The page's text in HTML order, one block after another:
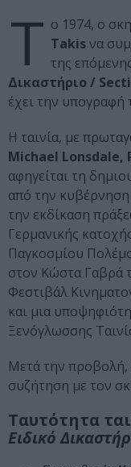
Τ ο 1974, ο
Takisνα
της
Δικαστήριο /
έχει την υπογραφή
Η ταινία, με
Michael Lonsdale,
αφηγείται τη
από την
την εκδίκαση
Γερμανικής
Παγκοσμίου
στον Κώστα Γαβρά
Φεστιβάλ
και μια
Ξενόγλωσσης
Μετά την προβολή,
συζήτηση με τον
Ταυτότητα
Ειδικό